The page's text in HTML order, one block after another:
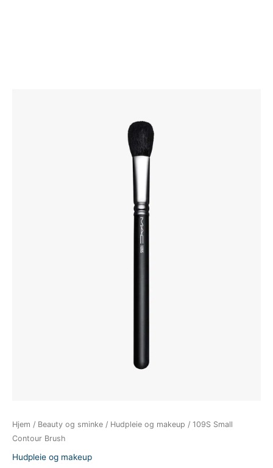
Hjem / Beauty og sminke / Hudpleie og makeup / 109S Small
Contour Brush
Hudpleie og makeup